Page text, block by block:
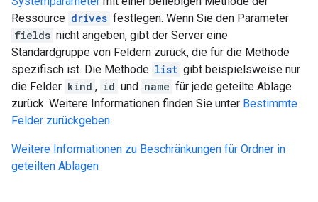
Ressource drives festlegen. Wenn Sie den Parameter
fields nicht angeben, gibt der Server eine
Standardgruppe von Feldern zurück, die für die Methode
spezifisch ist. Die Methode list gibt beispielsweise nur
die Felder kind , id und name für jede geteilte Ablage
zurück. Weitere Informationen finden Sie unter Bestimmte
Felder zurückgeben.
Weitere Informationen zu Beschränkungen für Ordner in
geteilten Ablagen